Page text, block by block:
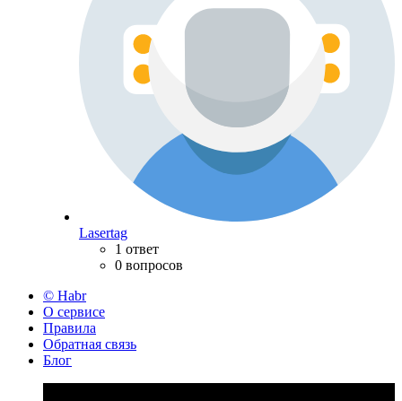
Lasertag
1 ответ
0 вопросов
© Habr
О сервисе
Правила
Обратная связь
Блог